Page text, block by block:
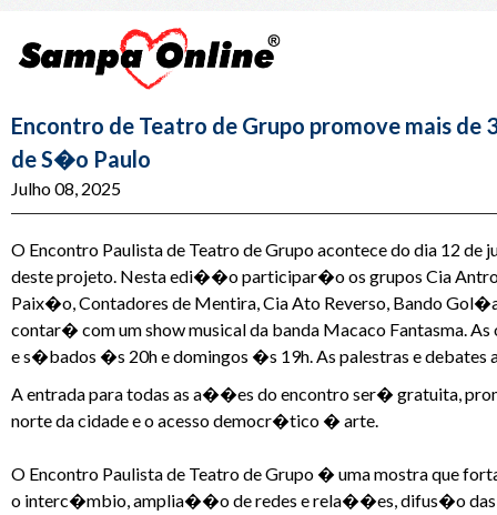
Encontro de Teatro de Grupo promove mais
de S�o Paulo
Julho 08, 2025
O Encontro Paulista de Teatro de Grupo acontece do dia 12
deste projeto. Nesta edi��o participar�o os grupos Cia
Paix�o, Contadores de Mentira, Cia Ato Reverso, Bando
contar� com um show musical da banda Macaco Fantasma.
e s�bados �s 20h e domingos �s 19h. As palestras e
A entrada para todas as a��es do encontro ser� gratuita,
norte da cidade e o acesso democr�tico � arte.
O Encontro Paulista de Teatro de Grupo � uma mostra que
o interc�mbio, amplia��o de redes e rela��es, difus�o